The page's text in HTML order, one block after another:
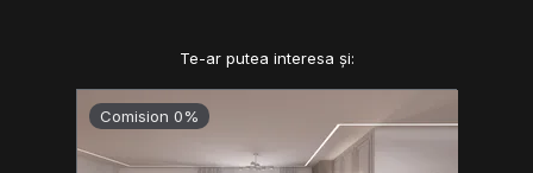
Te-ar putea interesa și:
Comision 0%